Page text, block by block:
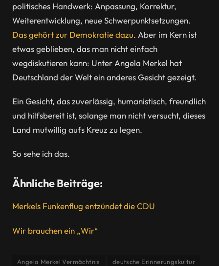
politisches Handwerk: Anpassung, Korrektur,
Weiterentwicklung, neue Schwerpunktsetzungen.
Das gehört zur Demokratie dazu. Aber im Kern ist
etwas geblieben, das man nicht einfach
wegdiskutieren kann: Unter Angela Merkel hat
Deutschland der Welt ein anderes Gesicht gezeigt.
Ein Gesicht, das zuverlässig, humanistisch, freundlich
und hilfsbereit ist, solange man nicht versucht, dieses
Land mutwillig aufs Kreuz zu legen.
So sehe ich das.
Ähnliche Beiträge:
Merkels Funkenflug entzündet die CDU
Wir brauchen ein „Wir“
Angela Merkel Vermächtnis
deutsche Erinnerungskultur